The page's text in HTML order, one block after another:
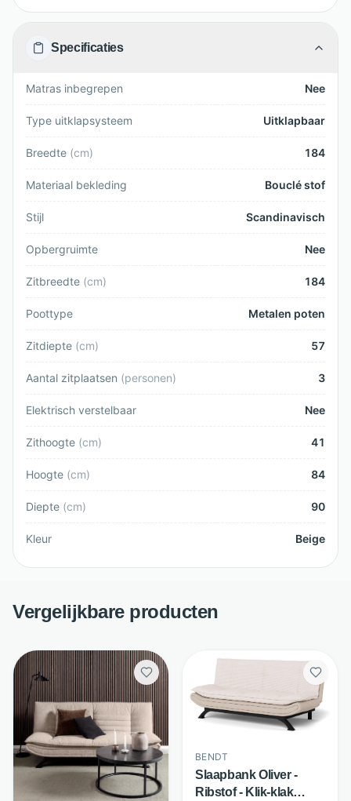
Specificaties
Matras inbegrepen Nee
Type uitklapsysteem Uitklapbaar
Breedte (cm) 184
Materiaal bekleding Bouclé stof
Stijl Scandinavisch
Opbergruimte Nee
Zitbreedte (cm) 184
Poottype Metalen poten
Zitdiepte (cm) 57
Aantal zitplaatsen (personen) 3
Elektrisch verstelbaar Nee
Zithoogte (cm) 41
Hoogte (cm) 84
Diepte (cm) 90
Kleur Beige
Vergelijkbare producten
BENDT
Slaapbank Oliver -
Ribstof - Klik-klak